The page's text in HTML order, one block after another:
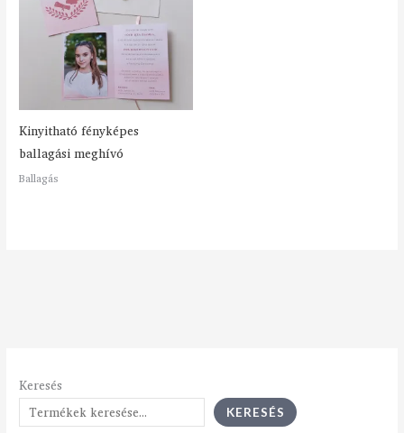
Keresés
KERESÉS
Kinyitható fényképes
ballagási meghívó
Ballagás